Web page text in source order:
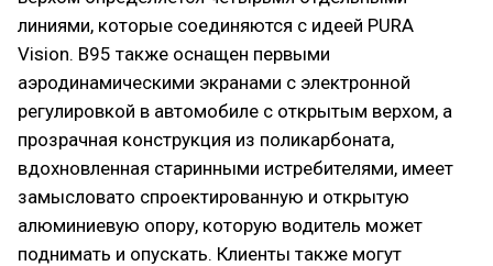
линиями, которые соединяются с идеей PURA
Vision. B95 также оснащен первыми
аэродинамическими экранами с электронной
регулировкой в автомобиле с открытым верхом, а
прозрачная конструкция из поликарбоната,
вдохновленная старинными истребителями, имеет
замысловато спроектированную и открытую
алюминиевую опору, которую водитель может
поднимать и опускать. Клиенты также могут